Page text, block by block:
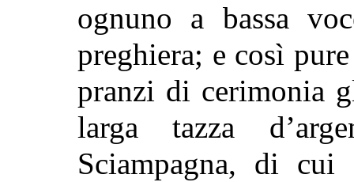
ognuno a bassa
preghiera; e così
pranzi di cerimonia
larga tazza
Sciampagna, di cui